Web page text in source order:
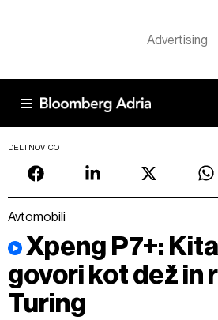
DELI NOVICO
Avtomobili
Xpeng P7+:
govori kot dež in
Turing